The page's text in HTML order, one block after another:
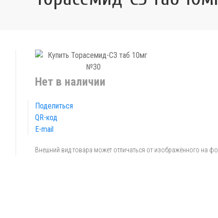
Нет в наличии
Поделиться
QR-код
E-mail
Внешний вид товара может отличаться от изображённого на